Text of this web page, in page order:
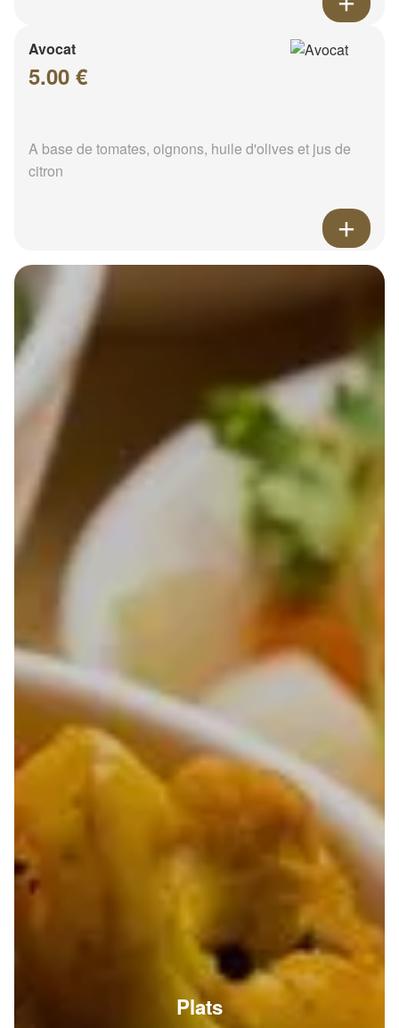
Avocat
5.00 €
A base de tomates, oignons, huile d'olives et jus de
citron
Plats